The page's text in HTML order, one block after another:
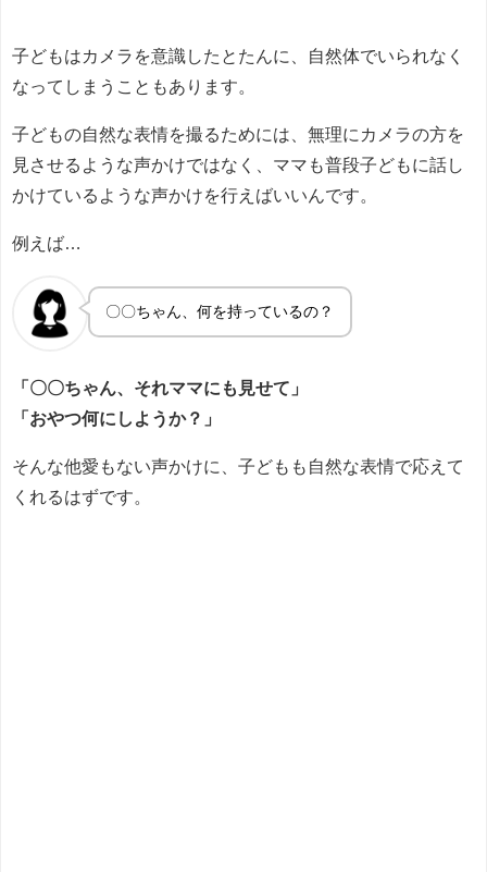
子どもはカメラを意識したとたんに、自然体でいられなく
なってしまうこともあります。
子どもの自然な表情を撮るためには、無理にカメラの方を
見させるような声かけではなく、ママも普段子どもに話し
かけているような声かけを行えばいいんです。
例えば…
〇〇ちゃん、何を持っているの？
「〇〇ちゃん、それママにも見せて」
「おやつ何にしようか？」
そんな他愛もない声かけに、子どもも自然な表情で応えて
くれるはずです。